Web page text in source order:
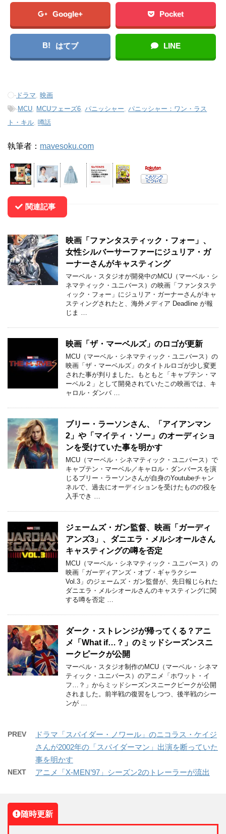
Google+ Pocket
B! はてブ LINE
- ドラマ 映画
-MCU MCUフェーズ6 ,パニッシャー ,パニッシャー：ワン・ラス
ト・キル 噂話
執筆者： mavesoku.com
関連記事
映画「ファンタスティック・フォー」、
女性シルバーサーファーにジュリア・ガ
ーナーさんがキャスティング
マーベル・スタジオが開発中のMCU（マーベル・シ
ネマティック・ユニバース）の映画「ファンタステ
ィック・フォー」にジュリア・ガーナーさんがキャ
スティングされたと、海外メディア Deadline が報
じま …
映画「ザ・マーベルズ」のロゴが更新
MCU（マーベル・シネマティック・ユニバース）の
映画「ザ・マーベルズ」のタイトルロゴが少し変更
された事が判りました。もともと「キャプテン・マ
ーベル２」として開発されていたこの映画では、キ
ャロル・ダンバ …
ブリー・ラーソンさん、「アイアンマン
2」や「マイティ・ソー」のオーディショ
ンを受けていた事を明かす
MCU（マーベル・シネマティック・ユニバース）で
キャプテン・マーベル／キャロル・ダンバースを演
じるブリー・ラーソンさんが自身のYoutubeチャン
ネルで、過去にオーディションを受けたものの役を
入手でき …
ジェームズ・ガン監督、映画「ガーディ
アンズ3」、ダニエラ・メルシオールさん
キャスティングの噂を否定
MCU（マーベル・シネマティック・ユニバース）の
映画「ガーディアンズ・オブ・ギャラクシー
Vol.3」のジェームズ・ガン監督が、先日報じられた
ダニエラ・メルシオールさんのキャスティングに関
する噂を否定 …
ダーク・ストレンジが帰ってくる？アニ
メ「What if…？」のミッドシーズンスニ
ークピークが公開
マーベル・スタジオ制作のMCU（マーベル・シネマ
ティック・ユニバース）のアニメ「ホワット・イ
フ…？」からミッドシーズンスニークピークが公開
されました。前半戦の復習をしつつ、後半戦のシー
ンが …
PREV
ドラマ「スパイダー・ノワール」のニコラス・ケイジ
さんが2002年の「スパイダーマン」出演を断っていた
事を明かす
NEXT アニメ「X-MEN’97」シーズン2のトレーラーが流出
随時更新